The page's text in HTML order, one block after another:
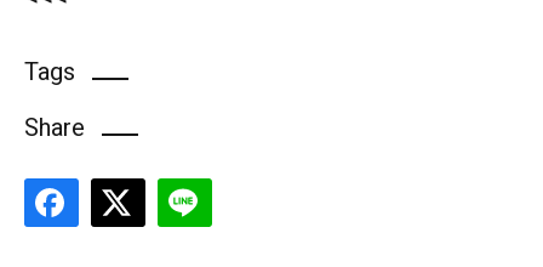
Tags
Share